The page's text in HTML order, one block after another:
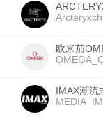
欧米茄
IMAX潮流